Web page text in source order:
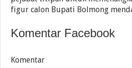
figur calon Bupati Bolmong
Komentar Facebook
Komentar